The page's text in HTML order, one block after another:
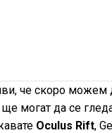
че скоро можем
могат да се
Oculus Rift,